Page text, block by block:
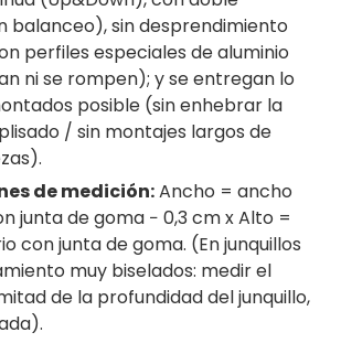
balanceo), sin desprendimiento
perfiles especiales de aluminio
ni se rompen); y se entregan lo
posible (sin enhebrar la
/ sin montajes largos de
de medición:Ancho = ancho
junta de goma − 0,3 cm x Alto =
con junta de goma. (En junquillos
muy biselados: medir el
de la profundidad del junquillo,